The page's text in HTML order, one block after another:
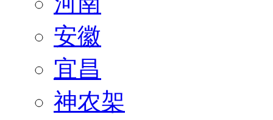
安徽
宜昌
神农架